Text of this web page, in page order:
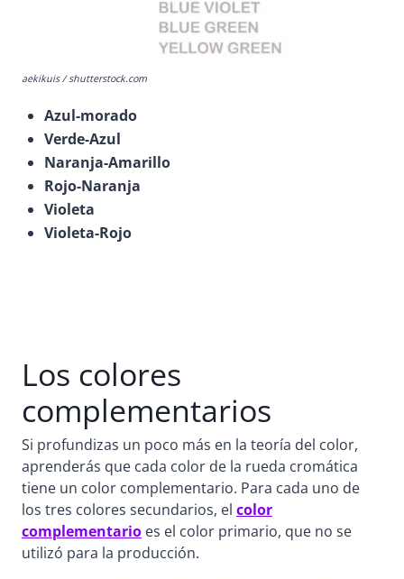
aekikuis / shutterstock.com
Azul-morado
Verde-Azul
Naranja-Amarillo
Rojo-Naranja
Violeta
Violeta-Rojo
Los colores
complementarios
Si profundizas un poco más en la teoría del color,
aprenderás que cada color de la rueda cromática
tiene un color complementario. Para cada uno de
los tres colores secundarios, el color
complementario es el color primario, que no se
utilizó para la producción.